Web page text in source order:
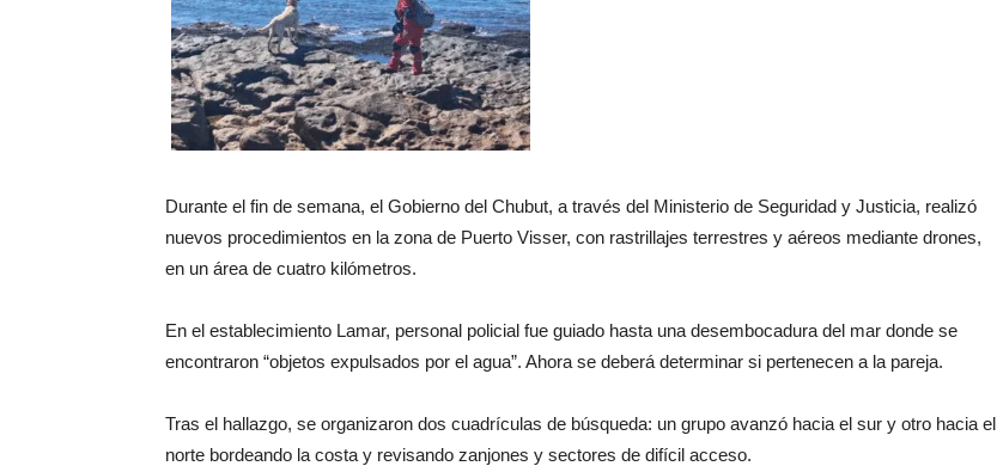
Durante el fin de semana, el Gobierno del Chubut, a través del Ministerio de Seguridad y Justicia, realizó
nuevos procedimientos en la zona de Puerto Visser, con rastrillajes terrestres y aéreos mediante drones,
en un área de cuatro kilómetros.
En el establecimiento Lamar, personal policial fue guiado hasta una desembocadura del mar donde se
encontraron “objetos expulsados por el agua”. Ahora se deberá determinar si pertenecen a la pareja.
Tras el hallazgo, se organizaron dos cuadrículas de búsqueda: un grupo avanzó hacia el sur y otro hacia el
norte bordeando la costa y revisando zanjones y sectores de difícil acceso.